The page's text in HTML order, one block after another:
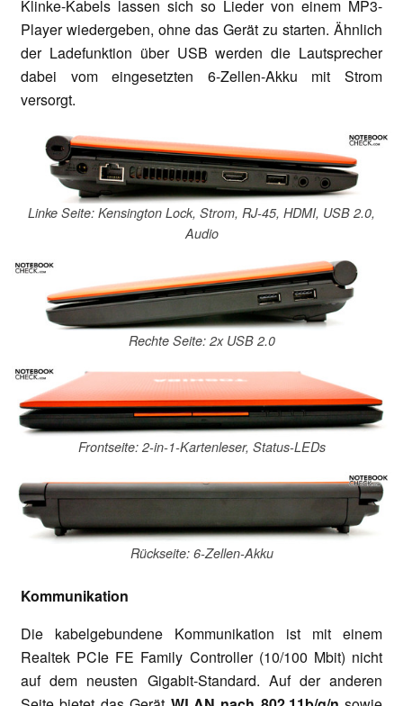
Klinke-Kabels lassen sich so Lieder von einem MP3-
Player wiedergeben, ohne das Gerät zu starten. Ähnlich
der Ladefunktion über USB werden die Lautsprecher
dabei vom eingesetzten 6-Zellen-Akku mit Strom
versorgt.
Linke Seite: Kensington Lock, Strom, RJ-45, HDMI, USB 2.0,
Audio
Rechte Seite: 2x USB 2.0
Frontseite: 2-in-1-Kartenleser, Status-LEDs
Rückseite: 6-Zellen-Akku
Kommunikation
Die kabelgebundene Kommunikation ist mit einem
Realtek PCIe FE Family Controller (10/100 Mbit) nicht
auf dem neusten Gigabit-Standard. Auf der anderen